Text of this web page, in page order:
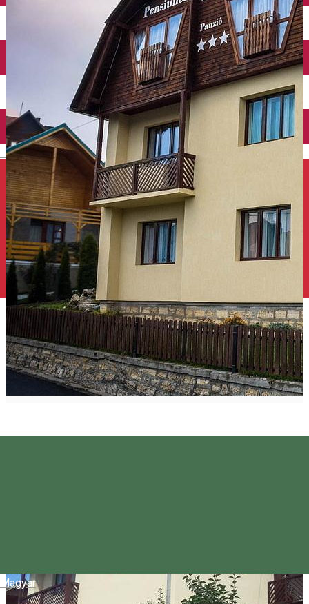
English
Magyar
Închirieri auto
Închirieri de biciclete